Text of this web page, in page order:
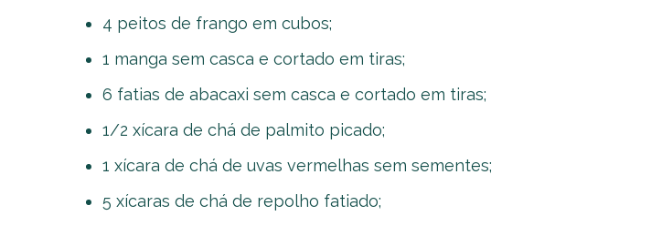
4 peitos de frango em cubos;
1 manga sem casca e cortado em tiras;
6 fatias de abacaxi sem casca e cortado em tiras;
1/2 xícara de chá de palmito picado;
1 xícara de chá de uvas vermelhas sem sementes;
5 xícaras de chá de repolho fatiado;